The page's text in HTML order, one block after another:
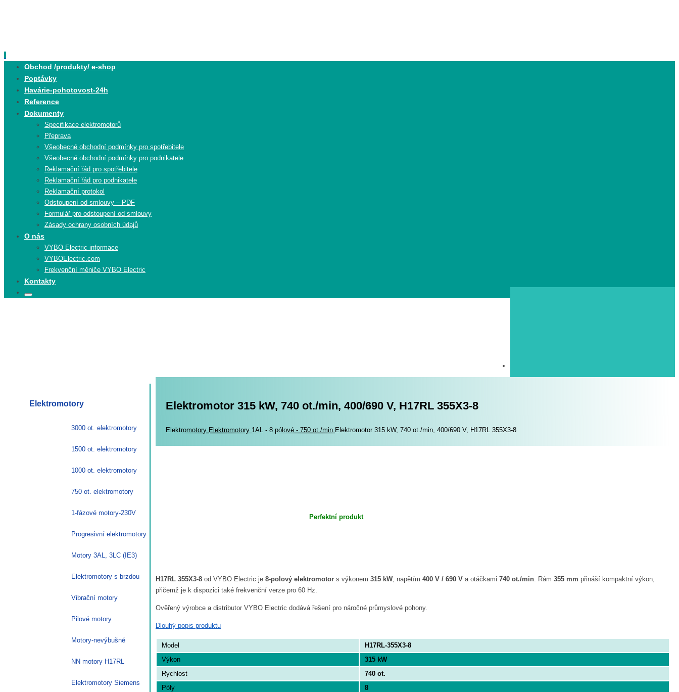
content
Obchod /produkty/ e-shop
Poptávky
Havárie-pohotovost-24h
Reference
Dokumenty
Specifikace elektromotorů
Přeprava
Všeobecné obchodní podmínky pro spotřebitele
Všeobecné obchodní podmínky pro podnikatele
Reklamační řád pro spotřebitele
Reklamační řád pro podnikatele
Reklamační protokol
Odstoupení od smlouvy – PDF
Formulář pro odstoupení od smlouvy
Zásady ochrany osobních údajů
O nás
VYBO Electric informace
VYBOElectric.com
Frekvenční měniče VYBO Electric
Kontakty
Search
Search
Elektromotor 315 kW, 740 ot./min, 400/690 V, H17RL 355X3-8
Elektromotory Elektromotory
Elektromotory 1AL - 8 pólové - 750 ot./min. Elektromotor 315 kW, 740 ot./min, 400/690 V, H17RL 355X3-8
Perfektní produkt
H17RL 355X3-8 od VYBO Electric je 8-polový elektromotor s výkonem 315 kW, napětím 400 V / 690 V a otáčkami 740 ot./min . Rám 355 mm přináší kompaktní výkon,
přičemž je k dispozici také frekvenční verze pro 60 Hz.
Ověřený výrobce a distributor VYBO Electric dodává řešení pro náročné průmyslové pohony.
Dlouhý popis produktu
Model
H17RL-355X3-8
Výkon
315 kW
Rychlost
740 ot.
Póly
8
Elektromotory
3000 ot. elektromotory
1500 ot. elektromotory
1000 ot. elektromotory
750 ot. elektromotory
1-fázové motory-230V
Progresivní elektromotory
Motory 3AL, 3LC (IE3)
Elektromotory s brzdou
Vibrační motory
Pilové motory
Motory-nevýbušné
NN motory H17RL
Elektromotory Siemens